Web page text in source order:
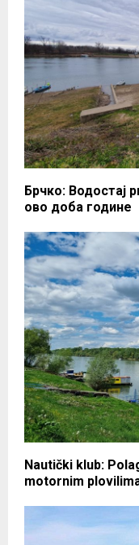
Брчко: Водостај
ово доба године
Nautički klub:
motornim